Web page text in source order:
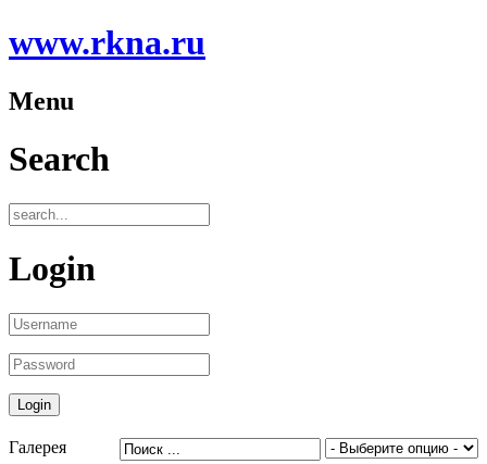
www.rkna.ru
Menu
Search
Login
Галерея